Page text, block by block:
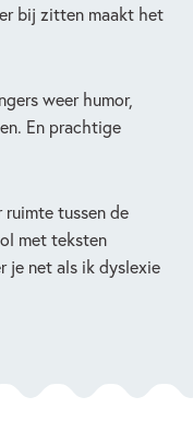
bij zitten maakt het
weer humor,
En prachtige
tussen de
met teksten
je net als ik dyslexie